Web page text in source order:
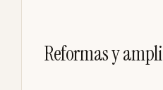
Reformas y